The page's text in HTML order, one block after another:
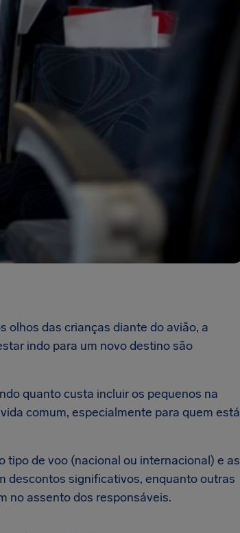
olhos das crianças diante do avião, a
indo para um novo destino são
quanto custa incluir os pequenos na
comum, especialmente para quem está
tipo de voo (nacional ou internacional) e as
descontos significativos, enquanto outras
no assento dos responsáveis.